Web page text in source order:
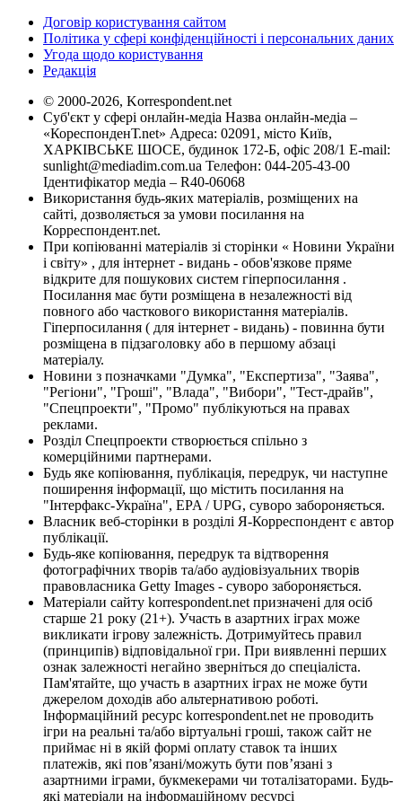
Договір користування сайтом
Політика у сфері конфіденційності і персональних даних
Угода щодо користування
Редакція
© 2000-2026, Korrespondent.net
Суб'єкт у сфері онлайн-медіа Назва онлайн-медіа –
«КореспонденТ.net» Адреса: 02091, місто Київ,
ХАРКІВСЬКЕ ШОСЕ, будинок 172-Б, офіс 208/1 E-mail:
sunlight@mediadim.com.ua Телефон: 044-205-43-00
Ідентифікатор медіа – R40-06068
Використання будь-яких матеріалів, розміщених на
сайті, дозволяється за умови посилання на
Корреспондент.net.
При копіюванні матеріалів зі сторінки « Новини України
і світу» , для інтернет - видань - обов'язкове пряме
відкрите для пошукових систем гіперпосилання .
Посилання має бути розміщена в незалежності від
повного або часткового використання матеріалів.
Гіперпосилання ( для інтернет - видань) - повинна бути
розміщена в підзаголовку або в першому абзаці
матеріалу.
Новини з позначками "Думка", "Експертиза", "Заява",
"Регіони", "Гроші", "Влада", "Вибори", "Тест-драйв",
"Спецпроекти", "Промо" публікуються на правах
реклами.
Розділ Спецпроекти створюється спільно з
комерційними партнерами.
Будь яке копіювання, публікація, передрук, чи наступне
поширення інформації, що містить посилання на
"Інтерфакс-Україна", EPA / UPG, суворо забороняється.
Власник веб-сторінки в розділі Я-Корреспондент є автор
публікації.
Будь-яке копіювання, передрук та відтворення
фотографічних творів та/або аудіовізуальних творів
правовласника Getty Images - суворо забороняється.
Матеріали сайту korrespondent.net призначені для осіб
старше 21 року (21+). Участь в азартних іграх може
викликати ігрову залежність. Дотримуйтесь правил
(принципів) відповідальної гри. При виявленні перших
ознак залежності негайно зверніться до спеціаліста.
Пам'ятайте, що участь в азартних іграх не може бути
джерелом доходів або альтернативою роботі.
Інформаційний ресурс korrespondent.net не проводить
ігри на реальні та/або віртуальні гроші, також сайт не
приймає ні в якій формі оплату ставок та інших
платежів, які пов’язані/можуть бути пов’язані з
азартними іграми, букмекерами чи тоталізаторами. Будь-
які матеріали на інформаційному ресурсі